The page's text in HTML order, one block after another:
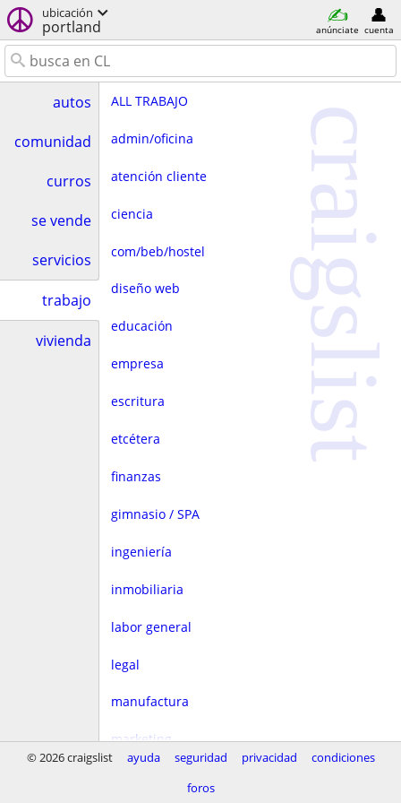
ubicación
portland anúnciate cuenta
autos
comunidad
curros
se vende
servicios
trabajo
vivienda
ALL TRABAJO
admin/oficina
atención cliente
ciencia
com/beb/hostel
diseño web
educación
empresa
escritura
etcétera
finanzas
gimnasio / SPA
ingeniería
inmobiliaria
labor general
legal
manufactura
marketing
craigslist
© 2026 craigslist ayuda seguridad privacidad
condiciones
foros